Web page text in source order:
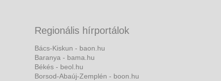
Regionális hírportálok
Bács-Kiskun - baon.hu
Baranya - bama.hu
Békés - beol.hu
Borsod-Abaúj-Zemplén - boon.hu